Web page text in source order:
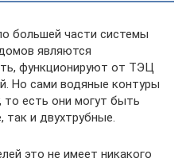
большей части системы
являются
функционируют от ТЭЦ
Но сами водяные контуры
есть они могут быть
так и двухтрубные.
это не имеет никакого